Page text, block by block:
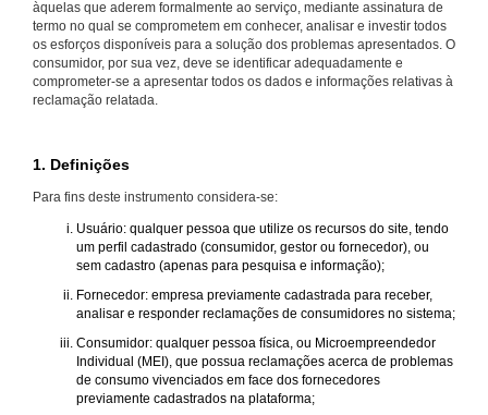
àquelas que aderem formalmente ao serviço, mediante assinatura de
termo no qual se comprometem em conhecer, analisar e investir todos
os esforços disponíveis para a solução dos problemas apresentados. O
consumidor, por sua vez, deve se identificar adequadamente e
comprometer-se a apresentar todos os dados e informações relativas à
reclamação relatada.
1. Definições
Para fins deste instrumento considera-se:
Usuário: qualquer pessoa que utilize os recursos do site, tendo
um perfil cadastrado (consumidor, gestor ou fornecedor), ou
sem cadastro (apenas para pesquisa e informação);
Fornecedor: empresa previamente cadastrada para receber,
analisar e responder reclamações de consumidores no sistema;
Consumidor: qualquer pessoa física, ou Microempreendedor
Individual (MEI), que possua reclamações acerca de problemas
de consumo vivenciados em face dos fornecedores
previamente cadastrados na plataforma;